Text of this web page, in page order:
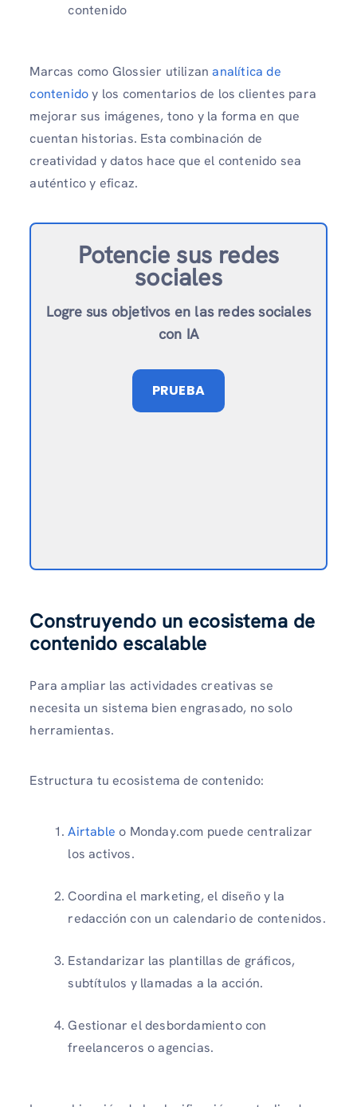
contenido
Marcas como Glossier utilizananalítica de
contenidoy los comentarios de los clientes para
mejorar sus imágenes, tono y la forma en que
cuentan historias. Esta combinación de
creatividad y datos hace que el contenido sea
auténtico y eficaz.
Potencie sus redes
sociales
Logre sus objetivos en las redes sociales
con IA
PRUEBA
Construyendo un ecosistema de
contenido escalable
Para ampliar las actividades creativas se
necesita un sistema bien engrasado, no solo
herramientas.
Estructura tu ecosistema de contenido:
Airtableo Monday.com puede centralizar
los activos.
Coordina el marketing, el diseño y la
redacción con un calendario de contenidos.
Estandarizar las plantillas de gráficos,
subtítulos y llamadas a la acción.
Gestionar el desbordamiento con
freelanceros o agencias.